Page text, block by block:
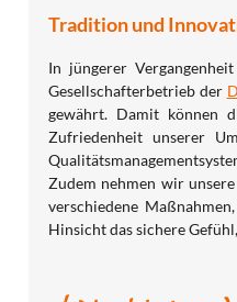
Tradition und
In jüngerer
Gesellschafterbetrieb der
gewährt. Damit können
Zufriedenheit unserer
Zudem nehmen wir
verschiedene
Hinsicht das sichere